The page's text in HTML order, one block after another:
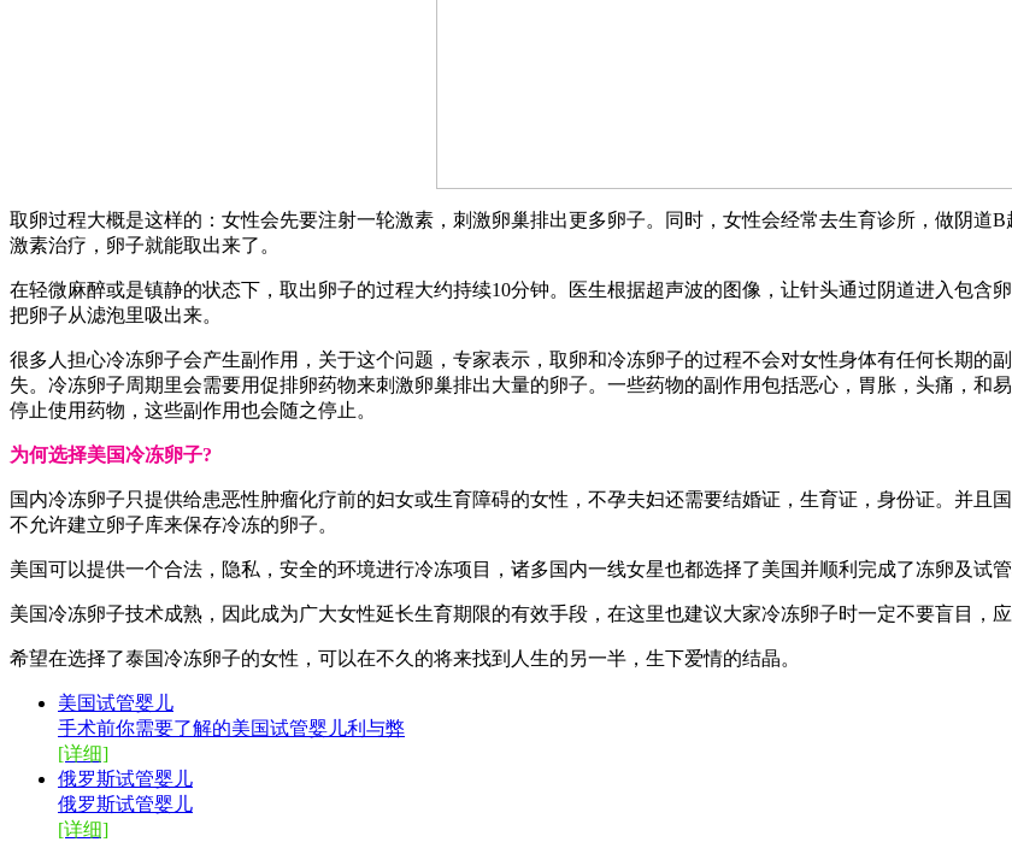
取卵过程大概是这样的：女性会先要注射一轮激素，刺激卵巢排出更多卵子。同时，女性会经常去生育诊所，做阴道
激素治疗，卵子就能取出来了。
在轻微麻醉或是镇静的状态下，取出卵子的过程大约持续10分钟。医生根据超声波的图像，让针头通过阴道进入包含
把卵子从滤泡里吸出来。
很多人担心冷冻卵子会产生副作用，关于这个问题，专家表示，取卵和冷冻卵子的过程不会对女性身体有任何长期的
失。冷冻卵子周期里会需要用促排卵药物来刺激卵巢排出大量的卵子。一些药物的副作用包括恶心，胃胀，头痛，和
停止使用药物，这些副作用也会随之停止。
为何选择美国冷冻卵子?
国内冷冻卵子只提供给患恶性肿瘤化疗前的妇女或生育障碍的女性，不孕夫妇还需要结婚证，生育证，身份证。并且
不允许建立卵子库来保存冷冻的卵子。
美国可以提供一个合法，隐私，安全的环境进行冷冻项目，诸多国内一线女星也都选择了美国并顺利完成了冻卵及试管
美国冷冻卵子技术成熟，因此成为广大女性延长生育期限的有效手段，在这里也建议大家冷冻卵子时一定不要盲目，
希望在选择了泰国冷冻卵子的女性，可以在不久的将来找到人生的另一半，生下爱情的结晶。
美国试管婴儿
手术前你需要了解的美国试管婴儿利与弊
[详细]
俄罗斯试管婴儿
俄罗斯试管婴儿
[详细]